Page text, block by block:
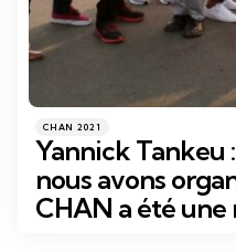
Catégories
Posté
dans
CHAN 2021
Yannick Tankeu
nous avons
CHAN a été une